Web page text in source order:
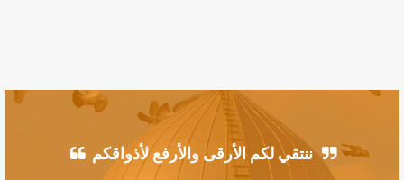
ننتقي لكم الأرقى والأرفع لأذواقكم